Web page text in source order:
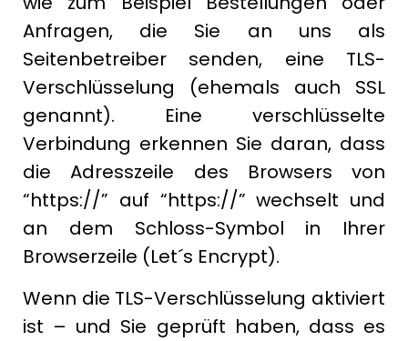
Anfragen, die Sie an uns als
Seitenbetreiber senden, eine TLS-
Verschlüsselung (ehemals auch SSL
genannt). Eine verschlüsselte
Verbindung erkennen Sie daran, dass
die Adresszeile des Browsers von
“https://” auf “https://” wechselt und
an dem Schloss-Symbol in Ihrer
Browserzeile (Let´s Encrypt).
Wenn die TLS-Verschlüsselung aktiviert
ist – und Sie geprüft haben, dass es